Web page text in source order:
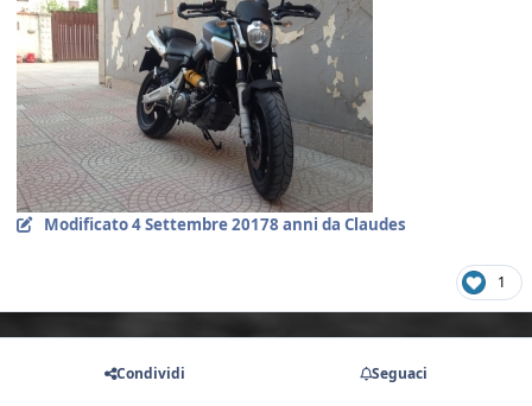
Modificato4 Settembre 20178 anni da Claudes
1
Condividi Seguaci